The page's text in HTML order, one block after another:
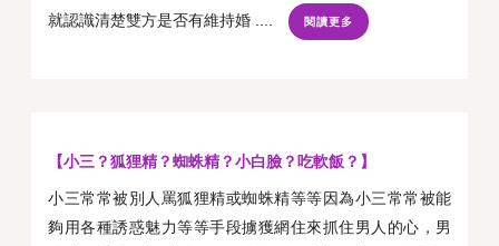
就認識清楚雙方是否有維持婚 .... 閱讀更多
【小三？狐狸精？蜘蛛精？小白臉？吃軟飯？】
小三常常被別人罵狐狸精或蜘蛛精等等因為小三常常被能
夠用各種誘惑魅力等等手段擄獲網住來抓住男人的心，男